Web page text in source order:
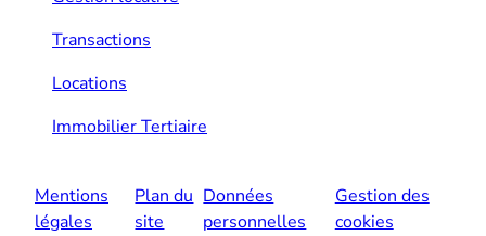
Transactions
Locations
Immobilier Tertiaire
Mentions
légales
Plan du
site
Données
personnelles
Gestion des
cookies